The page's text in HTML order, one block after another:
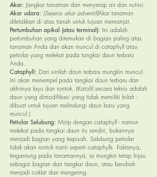
Akar: Jangkar tanaman dan menyerap air dan nutrisi.
Akar udara: (Sejenis akar adventif)Akar tanaman
diletakkan di atas tanah untuk tujuan memanjat.
Pertumbuhan apikal (atau terminal): Ini adalah
pertumbuhan yang ditemukan di bagian paling atas
tanaman Anda dan akan muncul di cataphyll atau
petiolar yang melekat pada tangkai daun terbaru
Anda.
Cataphyll: Dari sinilah daun terbaru mungkin muncul.
Ini akan menempel pada tangkai daun terbaru dan
akhirnya layu dan rontok. (Katofil secara teknis adalah
daun yang dimodifikasi yang tidak memiliki bilah -
dibuat untuk tujuan melindungi daun baru yang
muncul.)
Petiolar Selubung: Mirip dengan cataphyll - namun
melekat pada tangkai daun itu sendiri, bukannya
menjadi bagian yang terpisah. Selubung petiolar
tidak akan rontok nanti seperti cataphylls. Faktanya,
tergantung pada tanamannya, ia mungkin tetap hijau
sebagai bagian dari tangkai daun, atau berubah
menjadi coklat dan mengering.